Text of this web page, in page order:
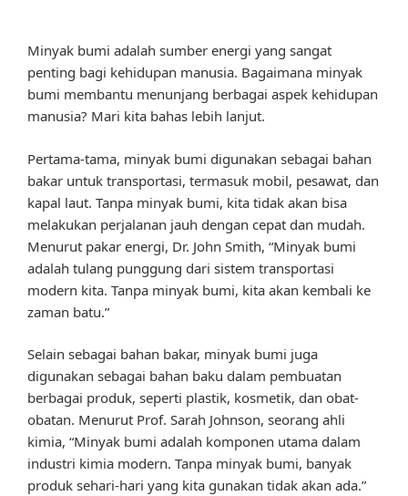
Minyak bumi adalah sumber energi yang sangat
penting bagi kehidupan manusia. Bagaimana minyak
bumi membantu menunjang berbagai aspek kehidupan
manusia? Mari kita bahas lebih lanjut.
Pertama-tama, minyak bumi digunakan sebagai bahan
bakar untuk transportasi, termasuk mobil, pesawat, dan
kapal laut. Tanpa minyak bumi, kita tidak akan bisa
melakukan perjalanan jauh dengan cepat dan mudah.
Menurut pakar energi, Dr. John Smith, “Minyak bumi
adalah tulang punggung dari sistem transportasi
modern kita. Tanpa minyak bumi, kita akan kembali ke
zaman batu.”
Selain sebagai bahan bakar, minyak bumi juga
digunakan sebagai bahan baku dalam pembuatan
berbagai produk, seperti plastik, kosmetik, dan obat-
obatan. Menurut Prof. Sarah Johnson, seorang ahli
kimia, “Minyak bumi adalah komponen utama dalam
industri kimia modern. Tanpa minyak bumi, banyak
produk sehari-hari yang kita gunakan tidak akan ada.”